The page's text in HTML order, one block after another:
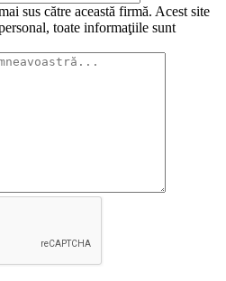
sus către această firmă. Acest site
toate informaţiile sunt